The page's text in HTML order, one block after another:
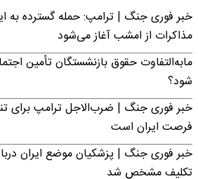
خبر فوری جنگ | ترامپ: حمله گسترده به
مذاکرات از امشب آغاز می‌شود
مابه‌التفاوت حقوق بازنشستگان تأمین
شود؟
خبر فوری جنگ | ضرب‌الاجل ترامپ برای
فرصت ایران است
خبر فوری جنگ | پزشکیان موضع ایران
تکلیف مشخص شد